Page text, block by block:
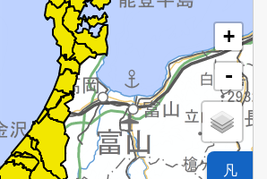
凡
+
-